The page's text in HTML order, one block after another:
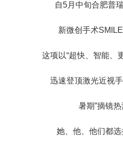
自5月中旬合肥普
新微创手术
这项以“超快、智能、
迅速登顶激光近视
暑期”摘镜热
她、他、他们都